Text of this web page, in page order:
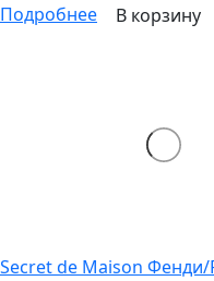
Подробнее
В корзину
Secret de Maison Фенди/